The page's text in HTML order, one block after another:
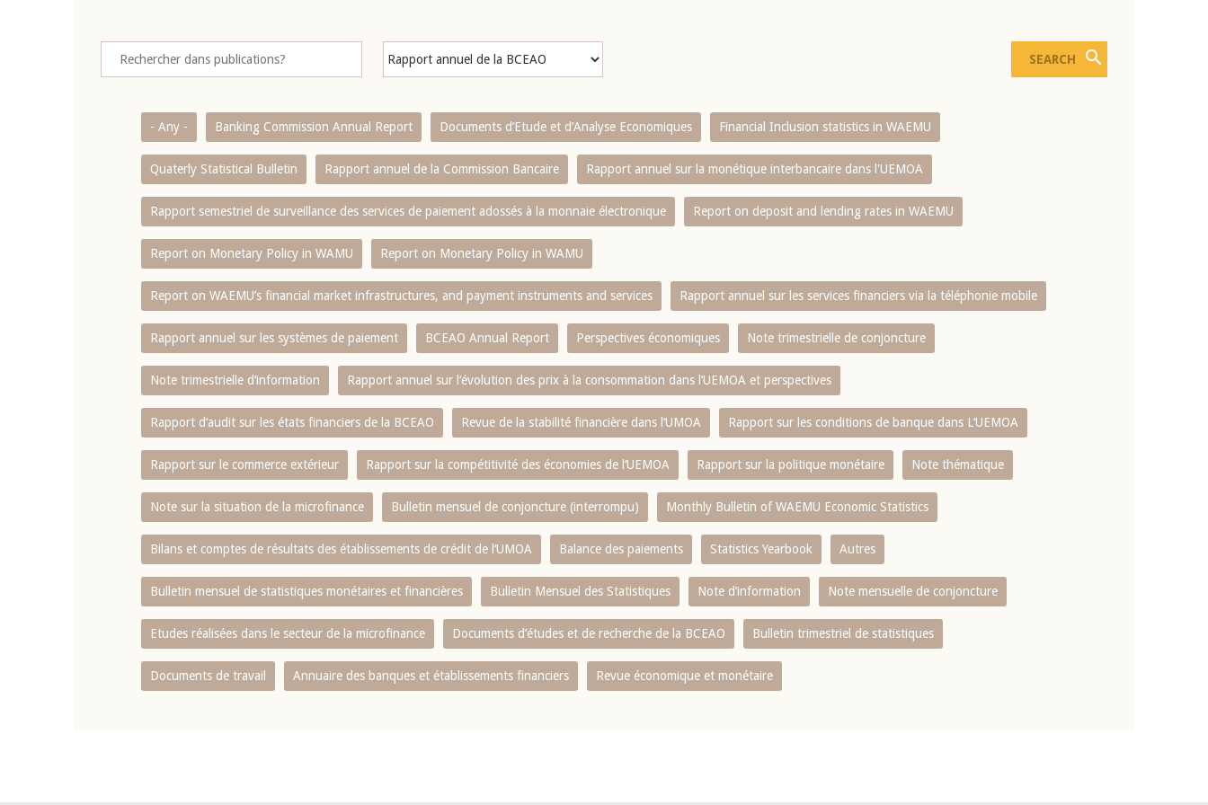
- Any - Banking Commission Annual Report Documents d’Etude et d’Analyse Economiques Financial Inclusion statistics in WAEMU
Quaterly Statistical Bulletin Rapport annuel de la Commission Bancaire Rapport annuel sur la monétique interbancaire dans l'UEMOA
Rapport semestriel de surveillance des services de paiement adossés à la monnaie électronique Report on deposit and lending rates in WAEMU
Report on Monetary Policy in WAMU Report on Monetary Policy in WAMU
Report on WAEMU’s financial market infrastructures, and payment instruments and services Rapport annuel sur les services financiers via la téléphonie mobile
Rapport annuel sur les systèmes de paiement BCEAO Annual Report Perspectives économiques Note trimestrielle de conjoncture
Note trimestrielle d‘information Rapport annuel sur l‘évolution des prix à la consommation dans l‘UEMOA et perspectives
Rapport d‘audit sur les états financiers de la BCEAO Revue de la stabilité financière dans l‘UMOA Rapport sur les conditions de banque dans L‘UEMOA
Rapport sur le commerce extérieur Rapport sur la compétitivité des économies de l‘UEMOA Rapport sur la politique monétaire Note thématique
Note sur la situation de la microfinance Bulletin mensuel de conjoncture (interrompu) Monthly Bulletin of WAEMU Economic Statistics
Bilans et comptes de résultats des établissements de crédit de l‘UMOA Balance des paiements Statistics Yearbook Autres
Bulletin mensuel de statistiques monétaires et financières Bulletin Mensuel des Statistiques Note d’information Note mensuelle de conjoncture
Etudes réalisées dans le secteur de la microfinance Documents d’études et de recherche de la BCEAO Bulletin trimestriel de statistiques
Documents de travail Annuaire des banques et établissements financiers Revue économique et monétaire